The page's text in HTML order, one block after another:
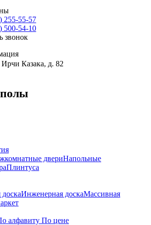
255-55-57
500-54-10
звонок
Ирчи Казака, д. 82
двериНапольные
Плинтуса
Инженерная доскаМассивная
алфавиту По цене